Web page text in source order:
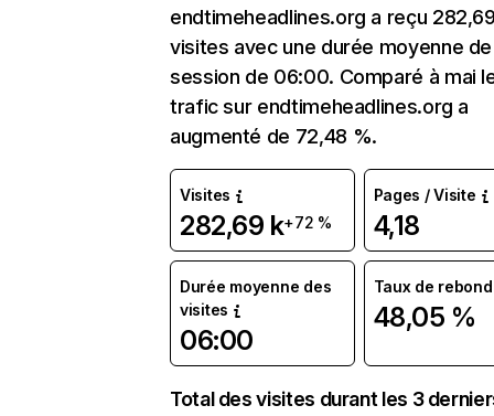
endtimeheadlines.org a reçu
visites avec une durée moyenne
session de 06:00. Comparé à mai
trafic sur endtimeheadlines.org a
augmenté de 72,48 %.
Visites
282,69 k+72 %
Pages / Visite
4,18
Durée moyenne des
visites
06:00
Taux de rebond
48,05 %
Total des visites durant les 3